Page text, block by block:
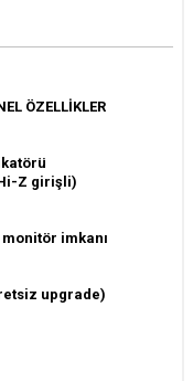
ÖZELLİKLER
Z girişli)
imkanı
upgrade)